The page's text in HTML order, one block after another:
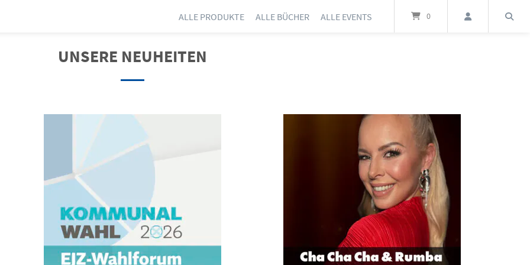
ALLE PRODUKTE ALLE BÜCHER ALLE EVENTS 0
UNSERE NEUHEITEN